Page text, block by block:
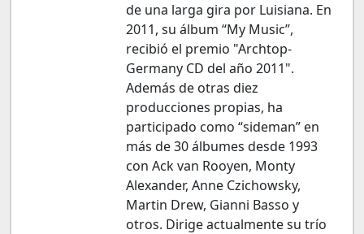
de una larga gira por Luisiana. En
2011, su álbum “My Music”,
recibió el premio "Archtop-
Germany CD del año 2011".
Además de otras diez
producciones propias, ha
participado como “sideman” en
más de 30 álbumes desde 1993
con Ack van Rooyen, Monty
Alexander, Anne Czichowsky,
Martin Drew, Gianni Basso y
otros. Dirige actualmente su trío